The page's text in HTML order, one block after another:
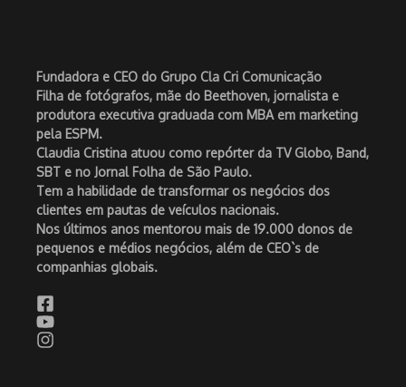
Fundadora e CEO do Grupo Cla Cri Comunicação
Filha de fotógrafos, mãe do Beethoven, jornalista e
produtora executiva graduada com MBA em marketing
pela ESPM.
Claudia Cristina atuou como repórter da TV Globo, Band,
SBT e no Jornal Folha de São Paulo.
Tem a habilidade de transformar os negócios dos
clientes em pautas de veículos nacionais.
Nos últimos anos mentorou mais de 19.000 donos de
pequenos e médios negócios, além de CEO`s de
companhias globais.